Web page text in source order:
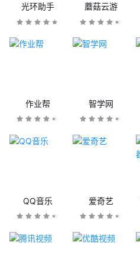
光环助手 蘑菇云游
作业帮 智学网
QQ音乐 爱奇艺